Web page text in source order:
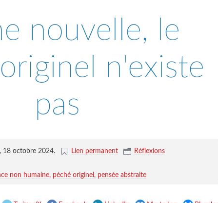
nouvelle, le
n'existe
pas
18 octobre 2024. Lien permanent
Réflexions
non humaine péché originel pensée abstraite